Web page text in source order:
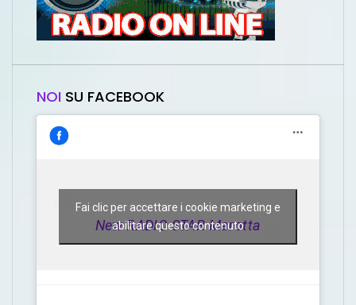
NOI SU FACEBOOK
New RADIO STAR Marotta
Fai clic per accettare i cookie marketing e
abilitare questo contenuto